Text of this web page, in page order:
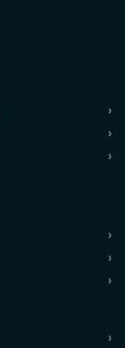
›
›
›
›
›
›
›